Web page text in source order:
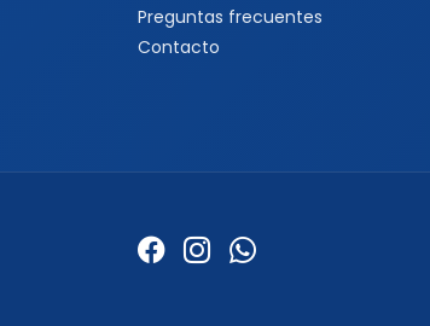
Preguntas frecuentes
Contacto